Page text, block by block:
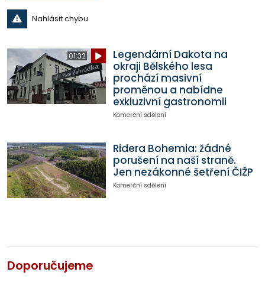
Nahlásit chybu
01:32
Legendární Dakota na
okraji Bělského lesa
prochází masivní
proměnou a nabídne
exkluzivní gastronomii
Komerční sdělení
Ridera Bohemia: žádné
porušení na naší straně.
Jen nezákonné šetření ČIŽP
Komerční sdělení
Doporučujeme